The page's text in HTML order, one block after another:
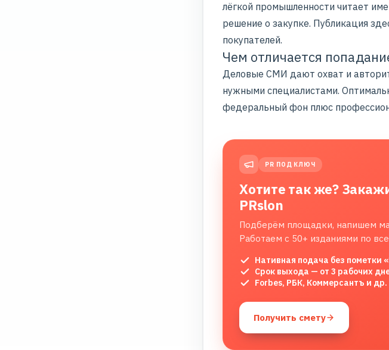
лёгкой промышленности читает
решение о закупке. Публикация
покупателей.
Чем отличается
Деловые СМИ дают охват и
нужными специалистами.
федеральный фон плюс
PR ПОД КЛЮЧ
Хотите так же?
PRslon
Подберём площадки, напишем
Работаем с 50+ изданиями по
Нативная подача без пометки
Срок выхода — от 3 рабочих
Forbes, РБК, Коммерсантъ и др.
Получить смету